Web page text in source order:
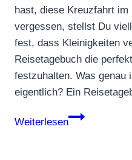
hast, diese Kreuzfahrt im
vergessen, stellst Du
fest, dass Kleinigkeiten
Reisetagebuch die
festzuhalten. Was genau
eigentlich? Ein
Weiterlesen
Persönliches